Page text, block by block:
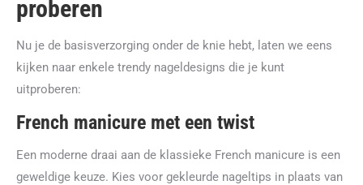
proberen
Nu je de basisverzorging onder de knie hebt, laten we eens
kijken naar enkele trendy nageldesigns die je kunt
uitproberen:
French manicure met een twist
Een moderne draai aan de klassieke French manicure is een
geweldige keuze. Kies voor gekleurde nageltips in plaats van